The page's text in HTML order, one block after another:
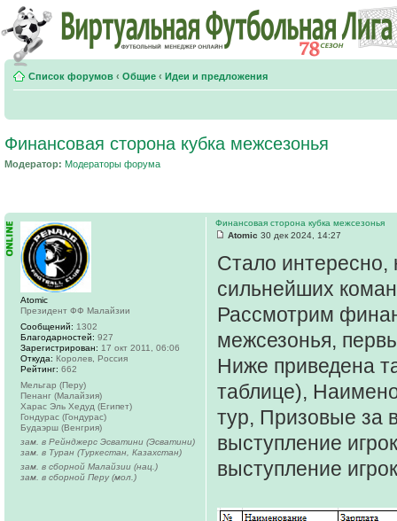
Список форумов ‹ Общие ‹ Идеи и предложения
Финансовая сторона кубка межсезонья
Модератор: Модераторы форума
Финансовая сторона кубка межсезонья
Atomic 30 дек 2024, 14:27
Стало
сильнейших
Рассмотрим
межсезонья,
Ниже приведена
таблице),
тур, Призовые за
выступление
выступление
Atomic
Президент ФФ Малайзии
Сообщений: 1302
Благодарностей: 927
Зарегистрирован: 17 окт 2011, 06:06
Откуда: Королев, Россия
Рейтинг: 662
Мельгар (Перу)
Пенанг (Малайзия)
Харас Эль Хедуд (Египет)
Гондурас (Гондурас)
Будаэрш (Венгрия)
зам. в Рейнджерс Эсватини (Эсватини)
зам. в Туран (Туркестан, Казахстан)
зам. в сборной Малайзии (нац.)
зам. в сборной Перу (мол.)